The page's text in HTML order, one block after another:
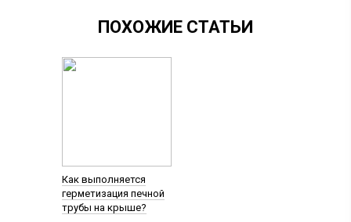
ПОХОЖИЕ СТАТЬИ
Как выполняется
герметизация печной
трубы на крыше?